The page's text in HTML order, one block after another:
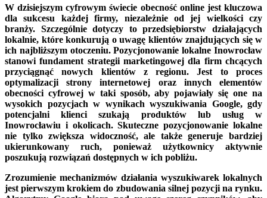
W dzisiejszym cyfrowym świecie obecność online jest kluczowa
dla sukcesu każdej firmy, niezależnie od jej wielkości czy
branży. Szczególnie dotyczy to przedsiębiorstw działających
lokalnie, które konkurują o uwagę klientów znajdujących się w
ich najbliższym otoczeniu. Pozycjonowanie lokalne Inowrocław
stanowi fundament strategii marketingowej dla firm chcących
przyciągnąć nowych klientów z regionu. Jest to proces
optymalizacji strony internetowej oraz innych elementów
obecności cyfrowej w taki sposób, aby pojawiały się one na
wysokich pozycjach w wynikach wyszukiwania Google, gdy
potencjalni klienci szukają produktów lub usług w
Inowrocławiu i okolicach. Skuteczne pozycjonowanie lokalne
nie tylko zwiększa widoczność, ale także generuje bardziej
ukierunkowany ruch, ponieważ użytkownicy aktywnie
poszukują rozwiązań dostępnych w ich pobliżu.
Zrozumienie mechanizmów działania wyszukiwarek lokalnych
jest pierwszym krokiem do zbudowania silnej pozycji na rynku.